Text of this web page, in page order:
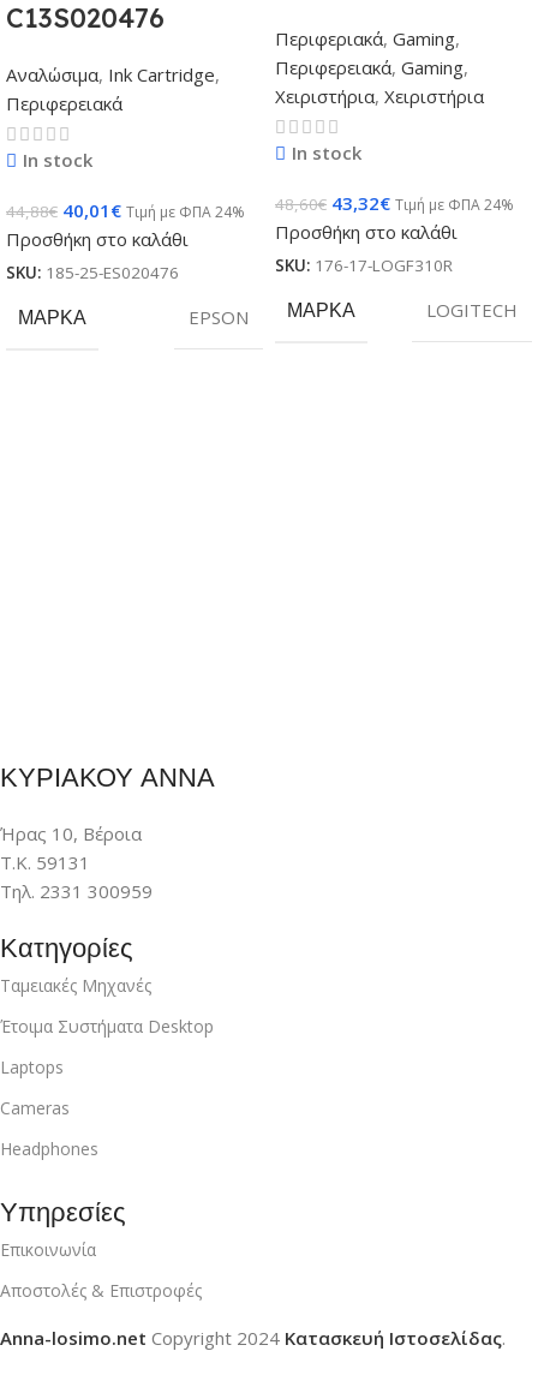
C13S020476
Αναλώσιμα, Ink Cartridge,
Περιφερειακά
In stock
44,88€ 40,01 € Τιμή με ΦΠΑ 24%
Προσθήκη στο καλάθι
SKU: 185-25-ES020476
ΜΆΡΚΑ EPSON
Περιφεριακά, Gaming,
Περιφερειακά, Gaming,
Χειριστήρια, Χειριστήρια
In stock
48,60€ 43,32€ Τιμή με ΦΠΑ 24%
Προσθήκη στο καλάθι
SKU: 176-17-LOGF310R
ΜΆΡΚΑ LOGITECH
ΚΥΡΙΑΚΟΥ ΑΝΝΑ
Ήρας 10, Βέροια
Τ.Κ. 59131
Τηλ. 2331 300959
Κατηγορίες
Ταμειακές Μηχανές
Έτοιμα Συστήματα Desktop
Laptops
Cameras
Headphones
Υπηρεσίες
Επικοινωνία
Αποστολές & Επιστροφές
Anna-losimo.net Copyright 2024 Κατασκευή Ιστοσελίδας.